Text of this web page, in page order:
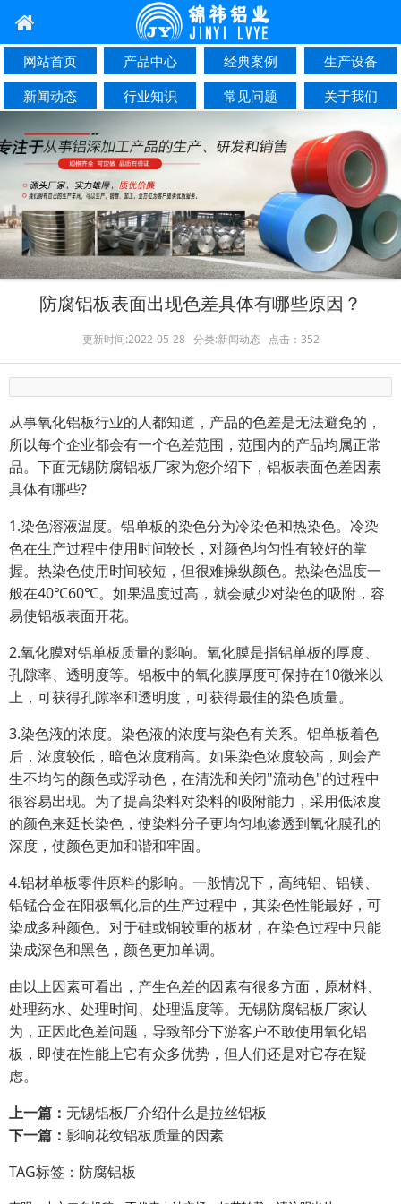
网站首页 产品中心 经典案例
生产设备
新闻动态
行业知识 常见问题
关于我们
联系我们
防腐铝板表面出现色差具体有哪些原因？
更新时间:2022-05-28 分类:新闻动态 点击：352
从事氧化铝板行业的人都知道，产品的色差是无法避免的，
所以每个企业都会有一个色差范围，范围内的产品均属正常
品。下面无锡防腐铝板厂家为您介绍下，铝板表面色差因素
具体有哪些?
1.染色溶液温度。铝单板的染色分为冷染色和热染色。冷染
色在生产过程中使用时间较长，对颜色均匀性有较好的掌
握。热染色使用时间较短，但很难操纵颜色。热染色温度一
般在40℃60℃。如果温度过高，就会减少对染色的吸附，容
易使铝板表面开花。
2.氧化膜对铝单板质量的影响。氧化膜是指铝单板的厚度、
孔隙率、透明度等。铝板中的氧化膜厚度可保持在10微米以
上，可获得孔隙率和透明度，可获得最佳的染色质量。
3.染色液的浓度。染色液的浓度与染色有关系。铝单板着色
后，浓度较低，暗色浓度稍高。如果染色浓度较高，则会产
生不均匀的颜色或浮动色，在清洗和关闭"流动色"的过程中
很容易出现。为了提高染料对染料的吸附能力，采用低浓度
的颜色来延长染色，使染料分子更均匀地渗透到氧化膜孔的
深度，使颜色更加和谐和牢固。
4.铝材单板零件原料的影响。一般情况下，高纯铝、铝镁、
铝锰合金在阳极氧化后的生产过程中，其染色性能最好，可
染成多种颜色。对于硅或铜较重的板材，在染色过程中只能
染成深色和黑色，颜色更加单调。
由以上因素可看出，产生色差的因素有很多方面，原材料、
处理药水、处理时间、处理温度等。无锡防腐铝板厂家认
为，正因此色差问题，导致部分下游客户不敢使用氧化铝
板，即使在性能上它有众多优势，但人们还是对它存在疑
虑。
上一篇： 无锡铝板厂介绍什么是拉丝铝板
下一篇： 影响花纹铝板质量的因素
TAG标签： 防腐铝板